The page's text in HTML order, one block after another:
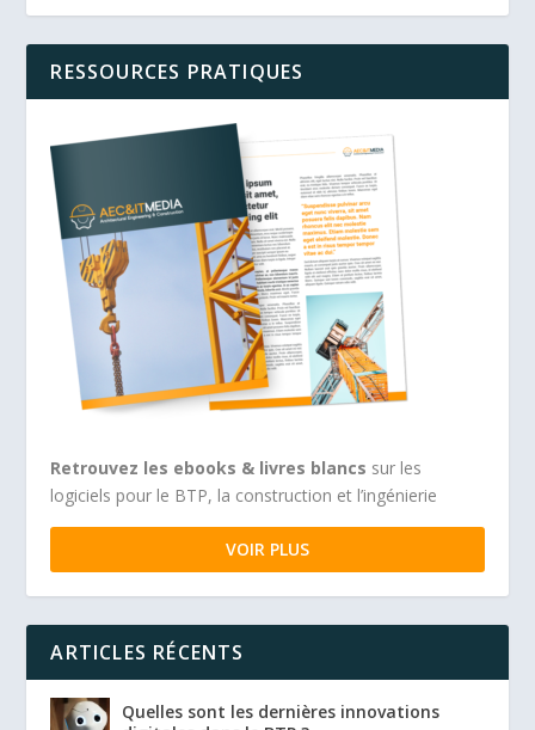
RESSOURCES PRATIQUES
Retrouvez les ebooks & livres blancs sur les
logiciels pour le BTP, la construction et l’ingénierie
VOIR PLUS
ARTICLES RÉCENTS
Quelles sont les dernières innovations